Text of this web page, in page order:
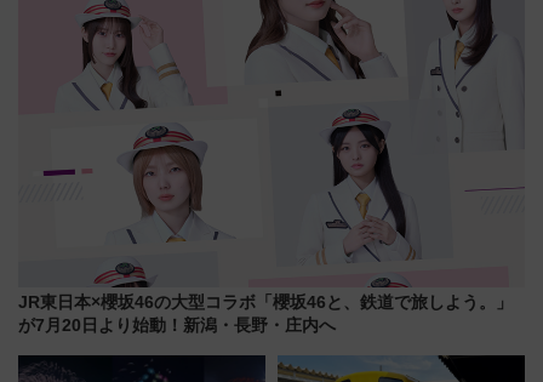
JR東日本×櫻坂46の大型コラボ「櫻坂46と、鉄道で旅しよう。」
が7月20日より始動！新潟・長野・庄内へ